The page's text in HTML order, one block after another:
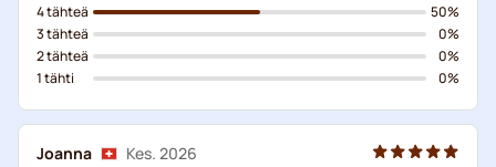
4 tähteä
3 tähteä
2 tähteä
1 tähti
50%
0%
0%
0%
Joanna
Kes. 2026